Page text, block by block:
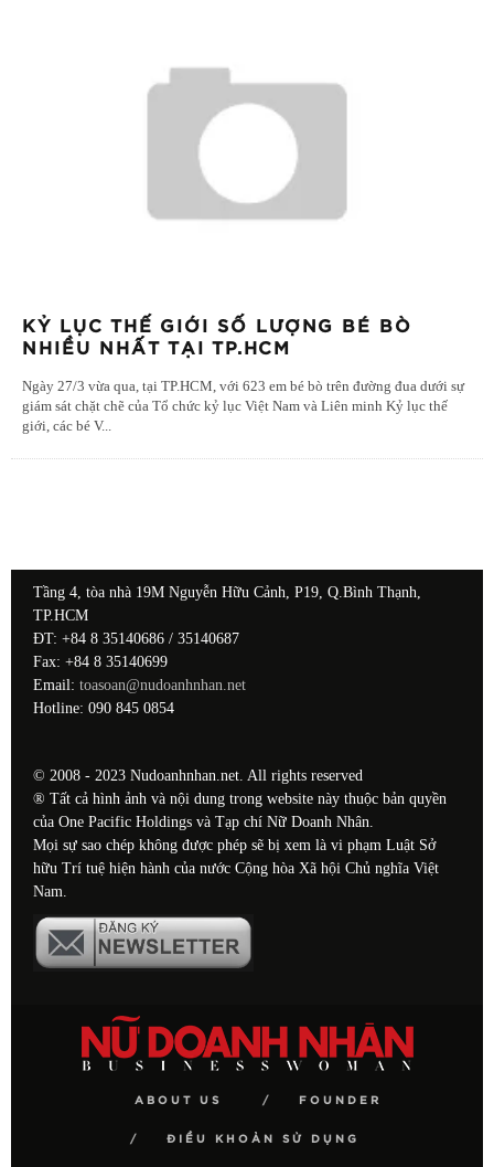
KỶ LỤC THẾ GIỚI SỐ LƯỢNG BÉ BÒ
NHIỀU NHẤT TẠI TP.HCM
Ngày 27/3 vừa qua, tại TP.HCM, với 623 em bé bò trên đường đua dưới sự
giám sát chặt chẽ của Tổ chức kỷ lục Việt Nam và Liên minh Kỷ lục thế
giới, các bé V...
Tầng 4, tòa nhà 19M Nguyễn Hữu Cảnh, P19, Q.Bình Thạnh,
TP.HCM
ĐT: +84 8 35140686 / 35140687
Fax: +84 8 35140699
Email: toasoan@nudoanhnhan.net
Hotline: 090 845 0854
© 2008 - 2023 Nudoanhnhan.net. All rights reserved
® Tất cả hình ảnh và nội dung trong website này thuộc bản quyền
của One Pacific Holdings và Tạp chí Nữ Doanh Nhân.
Mọi sự sao chép không được phép sẽ bị xem là vi phạm Luật Sở
hữu Trí tuệ hiện hành của nước Cộng hòa Xã hội Chủ nghĩa Việt
Nam.
ABOUT US FOUNDER
ĐIỀU KHOẢN SỬ DỤNG